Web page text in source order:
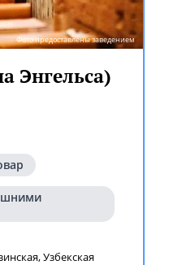
Фото предоставлены заведением
Энгельса)
,Узбекская